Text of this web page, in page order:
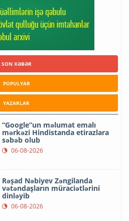
SON XƏBƏR
POPULYAR
YAZARLAR
“Google”un məlumat emalı
mərkəzi Hindistanda etirazlara
səbəb olub
06-08-2026
Rəşad Nəbiyev Zəngilanda
vətəndaşların müraciətlərini
dinləyib
06-08-2026